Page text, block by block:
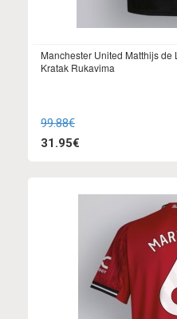
Manchester United Matthijs
Kratak Rukavima
99.88€
31.95€